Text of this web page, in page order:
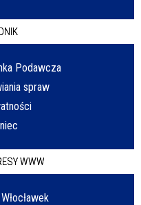
Podawcza
spraw
WWW